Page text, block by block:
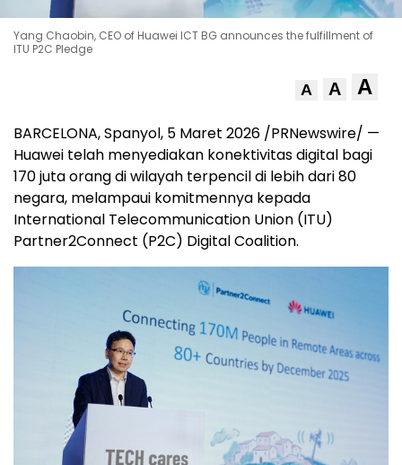
Yang Chaobin, CEO of Huawei ICT BG announces the fulfillment of
ITU P2C Pledge
A A A
BARCELONA, Spanyol, 5 Maret 2026 /PRNewswire/ —
Huawei telah menyediakan konektivitas digital bagi
170 juta orang di wilayah terpencil di lebih dari 80
negara, melampaui komitmennya kepada
International Telecommunication Union (ITU)
Partner2Connect (P2C) Digital Coalition.